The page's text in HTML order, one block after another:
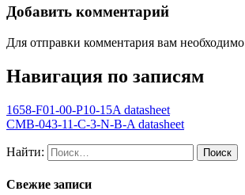
Добавить комментарий
Для отправки комментария вам необходимо
Навигация по записям
1658-F01-00-P10-15A datasheet
CMB-043-11-C-3-N-B-A datasheet
Найти:
Свежие записи